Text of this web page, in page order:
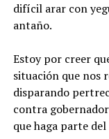
difícil arar con
antaño.
Estoy por creer
situación que nos
disparando
contra
que haga parte